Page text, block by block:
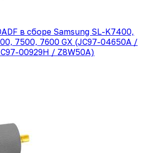
в сборе Samsung SL-K7400,
7500, 7600 GX (JC97-04650A /
00929H / Z8W50A)